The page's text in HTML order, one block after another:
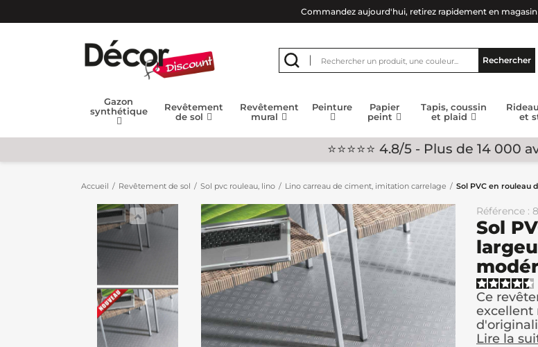
Commandez aujourd'hui, retirez rapidement en magasin
Rechercher
Gazon
synthétique
Revêtement
de sol
Revêtement
mural
Peinture
Papier
peint
Tapis, coussin
et plaid
et
⭐⭐⭐⭐⭐ 4.8/5 - Plus de 14 000
Accueil Revêtement de sol Sol pvc rouleau, lino Lino carreau de ciment, imitation carrelage Sol PVC en rouleau
Référence :
Sol
Ce
excellent
Lire la